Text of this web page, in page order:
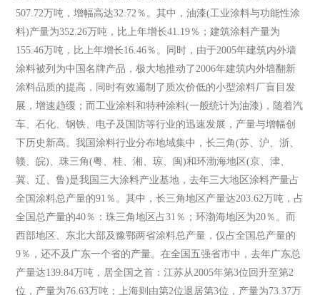
507.72万吨，增幅高达32.72％。其中，油漆(工业涂料与功能性涂
料)产量为352.26万吨，比上年增长41.19％；建筑涂料产量为
155.46万吨，比上年增长16.46％。同时，由于2005年建筑内外墙
涂料被列为中国名牌产品，极大地推动了2006年建筑内外墙翻新
涂料品质的提高，同时有效遏制了质次价低的小型涂料厂盲目发
展，增速趋缓；而工业涂料和特种涂料(一般统计为油漆)，随着汽
车、石化、钢铁、电子及国防等行业的迅速发展，产量与增幅创
下历史新高。我国涂料行业分布地域集中，长三角(苏、沪、浙、
赣、皖)、珠三角(粤、桂、湘、琼、闽)和环渤海地区(京、津、
冀、辽、鲁)是我国三大涂料产业基地，去年三大地区涂料产量占
全国涂料总产量的91％。其中，长三角地区产量达203.62万吨，占
全国总产量的40％：珠三角地区占31％；环渤海地区为20％。而
西部地区、东北大部及豫鄂两省涂料总产量，仅占全国总产量的
9％，还不及广东一个省的产量。在全国五强省市中，去年广东总
产量达139.84万吨，居全国之首：江苏从2005年第3位回升至第2
位，产量为76.63万吨；上海则由第2位退居第3位，产量为73.37万